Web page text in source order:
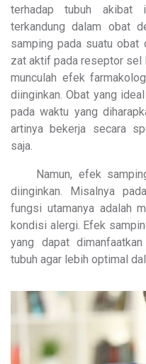
terhadap tubuh
terkandung dalam obat
samping pada suatu obat
zat aktif pada reseptor sel
munculah efek
diinginkan. Obat yang
pada waktu yang
artinya bekerja secara
saja.
Namun, efek
diinginkan. Misalnya
fungsi utamanya adalah
kondisi alergi. Efek
yang dapat
tubuh agar lebih optimal